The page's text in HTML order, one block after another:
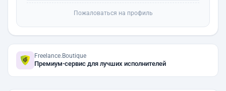
Пожаловаться на профиль
Freelance.Boutique
Премиум-сервис для лучших исполнителей